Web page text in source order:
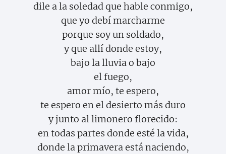
dile a la soledad que hable conmigo,
que yo debí marcharme
porque soy un soldado,
y que allí donde estoy,
bajo la lluvia o bajo
el fuego,
amor mío, te espero,
te espero en el desierto más duro
y junto al limonero florecido:
en todas partes donde esté la vida,
donde la primavera está naciendo,